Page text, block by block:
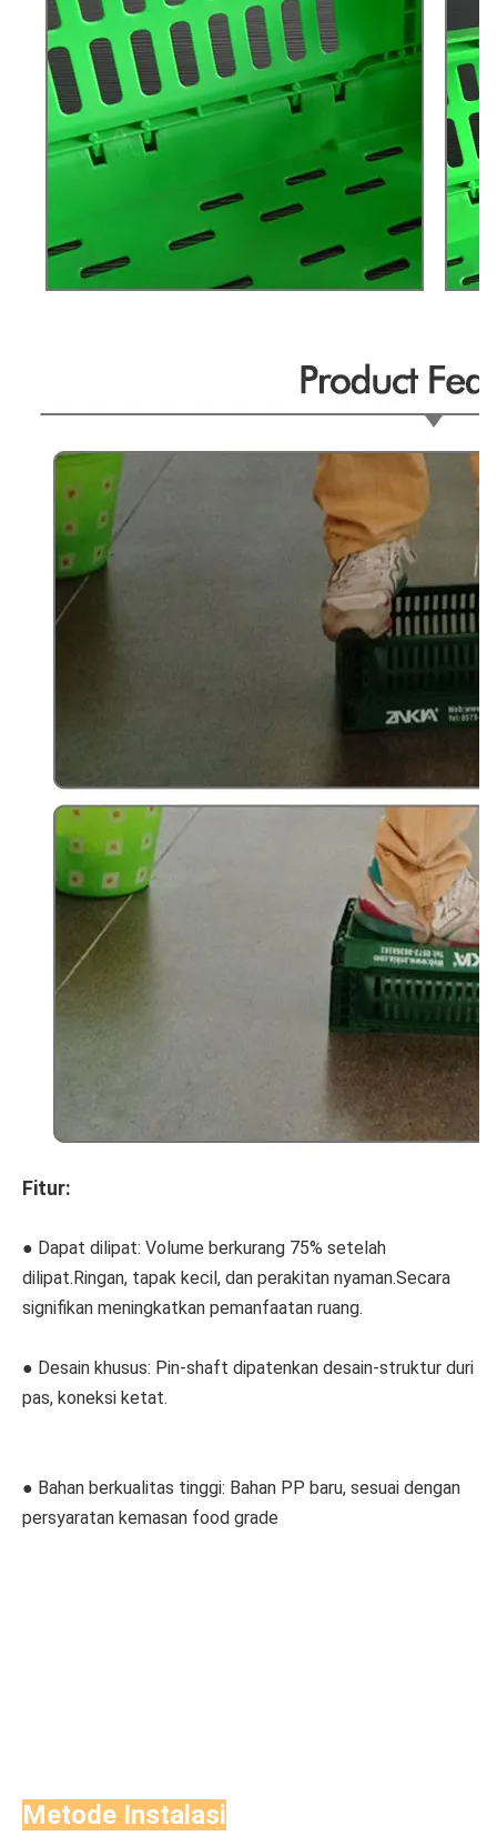
Fitur:
● Dapat dilipat: Volume berkurang 75% setelah
dilipat.Ringan, tapak kecil, dan perakitan nyaman.Secara
signifikan meningkatkan pemanfaatan ruang.
● Desain khusus: Pin-shaft dipatenkan desain-struktur duri
pas, koneksi ketat.
● Bahan berkualitas tinggi: Bahan PP baru, sesuai dengan
persyaratan kemasan food grade
Metode Instalasi